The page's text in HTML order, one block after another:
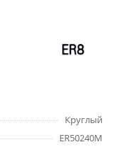
Круглый
ER50240M